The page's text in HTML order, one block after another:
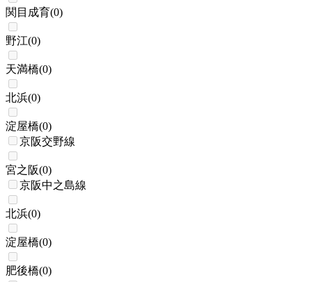
関目成育(0)
野江(0)
天満橋(0)
北浜(0)
淀屋橋(0)
京阪交野線
宮之阪(0)
京阪中之島線
北浜(0)
淀屋橋(0)
肥後橋(0)